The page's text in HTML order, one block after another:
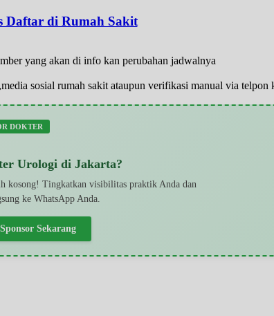
Daftar di Rumah Sakit
yang akan di info kan perubahan jadwalnya
sosial rumah sakit ataupun verifikasi manual via
DOKTER
Urologi di Jakarta?
kosong! Tingkatkan visibilitas praktik Anda dan
ke WhatsApp Anda.
Sekarang